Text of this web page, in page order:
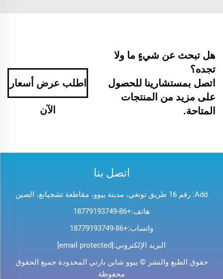
هل تبحث عن شيءٍ ما ولا
تجده؟
اتصل بمستشارينا للحصول
على مزيد من المنتجات
المتاحة.
اطلب عرض أسعار
الآن
اتصل بنا
Add: رقم 16 طريق تونغي، مدينة ييوو، مقاطعة تشجيانغ، الصين
هاتف:+86-18779193749
واتساب:+86-18779193749
البريد الإلكتروني:[email protected]
حقوق الطبع والنشر © ييوو شاين بارتي المحدودة جميع الحقوق
محفوظة